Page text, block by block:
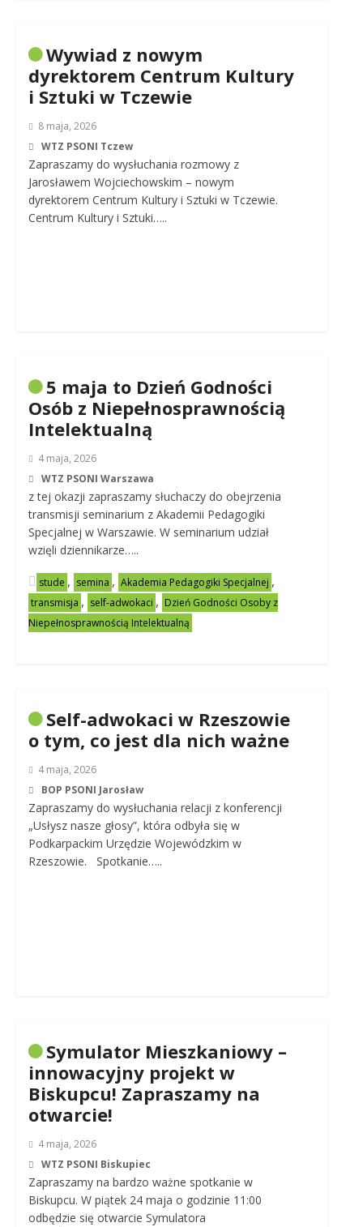
Wywiad z nowym
dyrektorem Centrum Kultury
i Sztuki w Tczewie
8 maja, 2026
WTZ PSONI Tczew
Zapraszamy do wysłuchania rozmowy z
Jarosławem Wojciechowskim – nowym
dyrektorem Centrum Kultury i Sztuki w Tczewie.
Centrum Kultury i Sztuki…..
5 maja to Dzień Godności
Osób z Niepełnosprawnością
Intelektualną
4 maja, 2026
WTZ PSONI Warszawa
z tej okazji zapraszamy słuchaczy do obejrzenia
transmisji seminarium z Akademii Pedagogiki
Specjalnej w Warszawie. W seminarium udział
wzięli dziennikarze…..
stude , semina , Akademia Pedagogiki Specjalnej ,
transmisja , self-adwokaci , Dzień Godności Osoby z
Niepełnosprawnością Intelektualną
Self-adwokaci w Rzeszowie
o tym, co jest dla nich ważne
4 maja, 2026
BOP PSONI Jarosław
Zapraszamy do wysłuchania relacji z konferencji
„Usłysz nasze głosy”, która odbyła się w
Podkarpackim Urzędzie Wojewódzkim w
Rzeszowie. Spotkanie…..
Symulator Mieszkaniowy –
innowacyjny projekt w
Biskupcu! Zapraszamy na
otwarcie!
4 maja, 2026
WTZ PSONI Biskupiec
Zapraszamy na bardzo ważne spotkanie w
Biskupcu. W piątek 24 maja o godzinie 11:00
odbędzie się otwarcie Symulatora